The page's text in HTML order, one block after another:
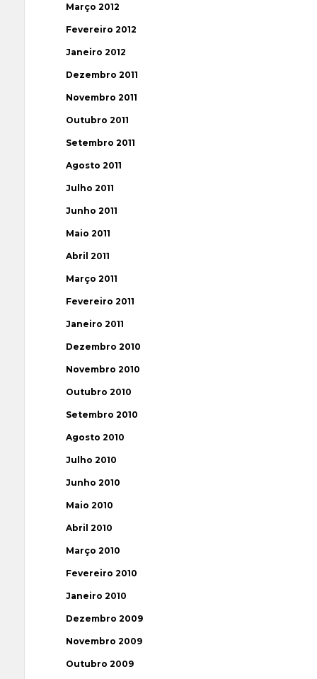
Março 2012
Fevereiro 2012
Janeiro 2012
Dezembro 2011
Novembro 2011
Outubro 2011
Setembro 2011
Agosto 2011
Julho 2011
Junho 2011
Maio 2011
Abril 2011
Março 2011
Fevereiro 2011
Janeiro 2011
Dezembro 2010
Novembro 2010
Outubro 2010
Setembro 2010
Agosto 2010
Julho 2010
Junho 2010
Maio 2010
Abril 2010
Março 2010
Fevereiro 2010
Janeiro 2010
Dezembro 2009
Novembro 2009
Outubro 2009